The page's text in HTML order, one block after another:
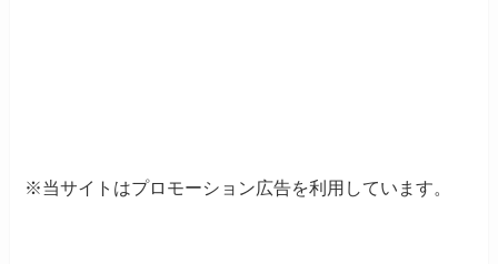
※当サイトはプロモーション広告を利用しています。